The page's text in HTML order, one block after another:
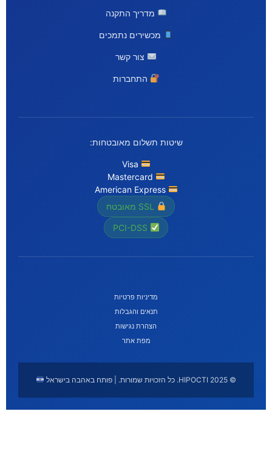
מדריך התקנה
מכשירים נתמכים
צור קשר
התחברות
שיטות תשלום מאובטחות:
American Express
מדיניות פרטיות
תנאים והגבלות
הצהרת נגישות
מפת אתר
© 2025 HIPOCTI. כל הזכויות שמורות. | פותח באהבה בישראל